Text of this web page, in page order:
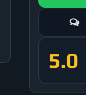
5.0